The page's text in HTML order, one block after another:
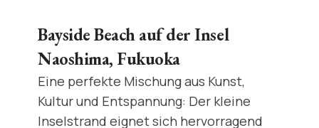
Bayside Beach auf der Insel
Naoshima, Fukuoka
Eine perfekte Mischung aus Kunst,
Kultur und Entspannung: Der kleine
Inselstrand eignet sich hervorragend